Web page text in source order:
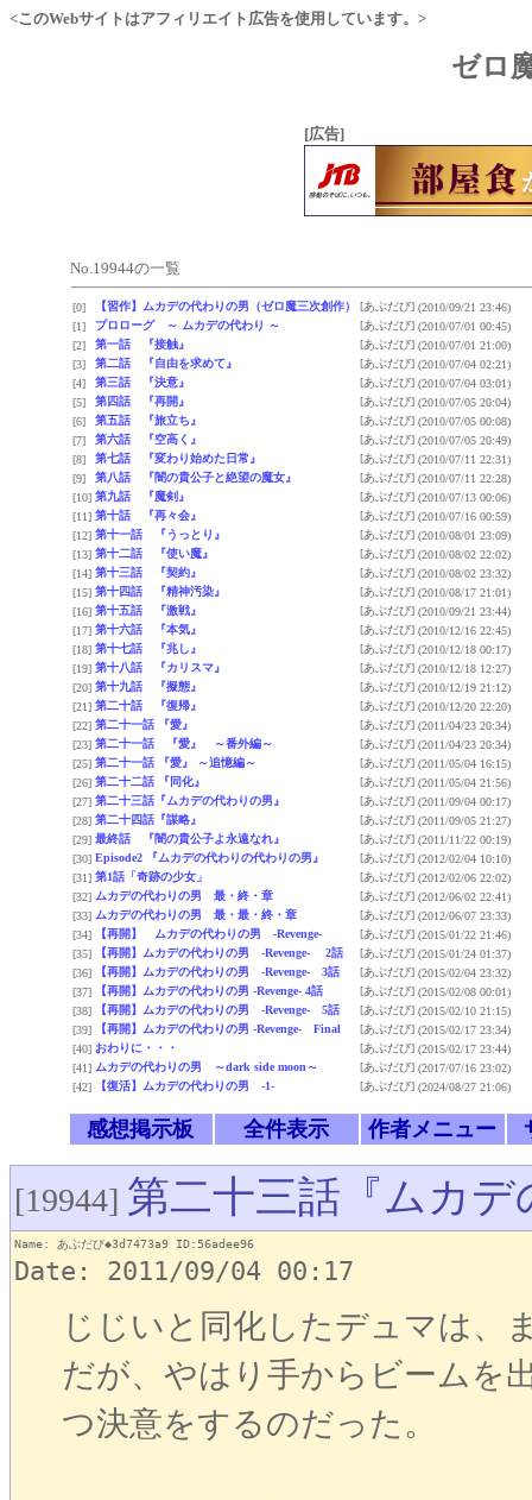
<このWebサイトはアフィリエイト広告を使用しています。>
ゼロ
[広告]
No.19944の一覧
[0] 【習作】ムカデの代わりの男（ゼロ魔三次創作） [あぶだび] (2010/09/21 23:46)
[1]
プロローグ ～ ムカデの代わり ～ [あぶだび] (2010/07/01 00:45)
[2]
第一話 『接触』 [あぶだび] (2010/07/01 21:00)
[3]
第二話 『自由を求めて』 [あぶだび] (2010/07/04 02:21)
[4]
第三話 『決意』 [あぶだび] (2010/07/04 03:01)
[5]
第四話 『再開』 [あぶだび] (2010/07/05 20:04)
[6]
第五話 『旅立ち』 [あぶだび] (2010/07/05 00:08)
[7]
第六話 『空高く』 [あぶだび] (2010/07/05 20:49)
[8]
第七話 『変わり始めた日常』 [あぶだび] (2010/07/11 22:31)
[9]
第八話 『闇の貴公子と絶望の魔女』 [あぶだび] (2010/07/11 22:28)
[10] 第九話 『魔剣』 [あぶだび] (2010/07/13 00:06)
[11] 第十話 『再々会』 [あぶだび] (2010/07/16 00:59)
[12] 第十一話 『うっとり』 [あぶだび] (2010/08/01 23:09)
[13] 第十二話 『使い魔』 [あぶだび] (2010/08/02 22:02)
[14] 第十三話 『契約』 [あぶだび] (2010/08/02 23:32)
[15] 第十四話 『精神汚染』 [あぶだび] (2010/08/17 21:01)
[16] 第十五話 『激戦』 [あぶだび] (2010/09/21 23:44)
[17] 第十六話 『本気』 [あぶだび] (2010/12/16 22:45)
[18] 第十七話 『兆し』 [あぶだび] (2010/12/18 00:17)
[19] 第十八話 『カリスマ』 [あぶだび] (2010/12/18 12:27)
[20] 第十九話 『擬態』 [あぶだび] (2010/12/19 21:12)
[21] 第二十話 『復帰』 [あぶだび] (2010/12/20 22:20)
[22] 第二十一話 『愛』 [あぶだび] (2011/04/23 20:34)
[23] 第二十一話 『愛』 ～番外編～ [あぶだび] (2011/04/23 20:34)
[25] 第二十一話 『愛』 ～追憶編～ [あぶだび] (2011/05/04 16:15)
[26] 第二十二話 『同化』 [あぶだび] (2011/05/04 21:56)
[27] 第二十三話『ムカデの代わりの男』 [あぶだび] (2011/09/04 00:17)
[28] 第二十四話『謀略』 [あぶだび] (2011/09/05 21:27)
[29] 最終話 『闇の貴公子よ永遠なれ』 [あぶだび] (2011/11/22 00:19)
[30] Episode2 『ムカデの代わりの代わりの男』 [あぶだび] (2012/02/04 10:10)
[31] 第1話「奇跡の少女」 [あぶだび] (2012/02/06 22:02)
[32] ムカデの代わりの男 最・終・章 [あぶだび] (2012/06/02 22:41)
[33] ムカデの代わりの男 最・最・終・章 [あぶだび] (2012/06/07 23:33)
[34]
【再開】 ムカデの代わりの男 -Revenge- [あぶだび] (2015/01/22 21:46)
[35]
【再開】ムカデの代わりの男 -Revenge- 2話 [あぶだび] (2015/01/24 01:37)
[36]
【再開】ムカデの代わりの男 -Revenge- 3話 [あぶだび] (2015/02/04 23:32)
[37]
【再開】ムカデの代わりの男 -Revenge- 4話 [あぶだび] (2015/02/08 00:01)
[38]
【再開】ムカデの代わりの男 -Revenge- 5話 [あぶだび] (2015/02/10 21:15)
[39]
【再開】ムカデの代わりの男 -Revenge- Final [あぶだび] (2015/02/17 23:34)
[40] おわりに・・・ [あぶだび] (2015/02/17 23:44)
[41] ムカデの代わりの男 ～dark side moon～ [あぶだび] (2017/07/16 23:02)
[42]
【復活】ムカデの代わりの男 -1- [あぶだび] (2024/08/27 21:06)
感想掲示板 全件表示 作者メニュー
[19944] 第二十三話『ムカ
Name: あぶだび◆3d7473a9 ID:56adee96
Date: 2011/09/04 00:17
じじいと同化したデュマは、
だが、やはり手からビームを
つ決意をするのだった。